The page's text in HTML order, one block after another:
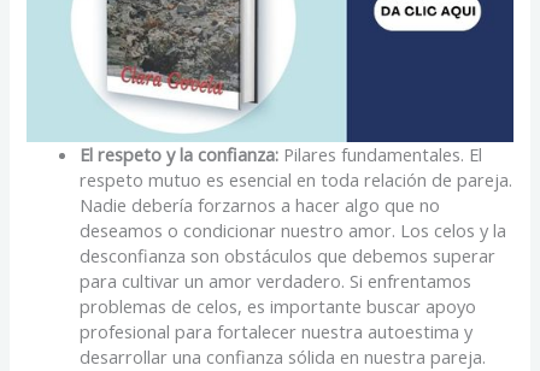
El respeto y la confianza: Pilares fundamentales. El
respeto mutuo es esencial en toda relación de pareja.
Nadie debería forzarnos a hacer algo que no
deseamos o condicionar nuestro amor. Los celos y la
desconfianza son obstáculos que debemos superar
para cultivar un amor verdadero. Si enfrentamos
problemas de celos, es importante buscar apoyo
profesional para fortalecer nuestra autoestima y
desarrollar una confianza sólida en nuestra pareja.